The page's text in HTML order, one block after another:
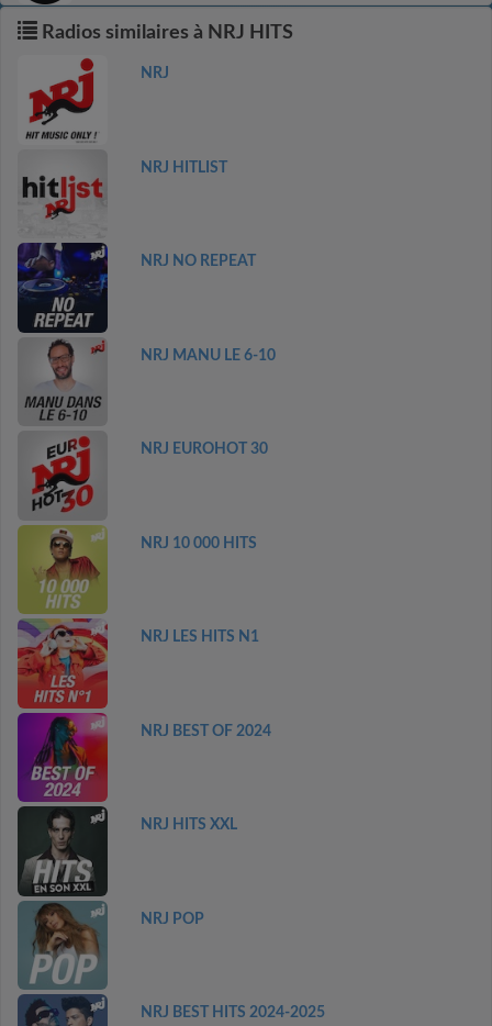
Radios similaires à NRJ HITS
NRJ
NRJ HITLIST
NRJ NO REPEAT
NRJ MANU LE 6-10
NRJ EUROHOT 30
NRJ 10 000 HITS
NRJ LES HITS N1
NRJ BEST OF 2024
NRJ HITS XXL
NRJ POP
NRJ BEST HITS 2024-2025